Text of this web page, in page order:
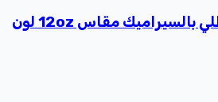
كوب ميبرو بداخل مطلي بالسيراميك مقاس 12oz لون